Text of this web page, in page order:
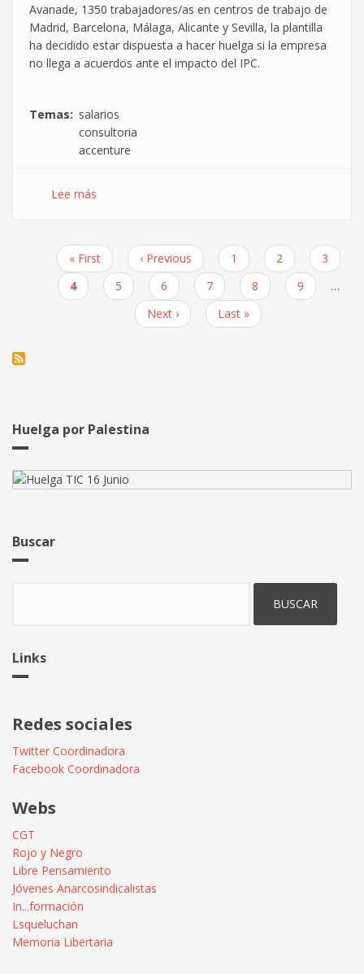
Avanade, 1350 trabajadores/as en centros de trabajo de
Madrid, Barcelona, Málaga, Alicante y Sevilla, la plantilla
ha decidido estar dispuesta a hacer huelga si la empresa
no llega a acuerdos ante el impacto del IPC.
Temas
salarios
consultoria
accenture
Lee más
las
reivindicaciones
por
Paginación
Primera
página
« First
Página
anterior
‹ Previous Page
1 Page
2 Page
3
Página
actual
4 Page
5 Page
6 Page
7 Page
8 Page
9
…
Siguiente
página
Next ›
Última
página
Last »
Huelga por Palestina
Buscar
Links
Redes sociales
Twitter Coordinadora
Facebook Coordinadora
Webs
CGT
Rojo y Negro
Libre Pensamiento
Jóvenes Anarcosindicalistas
In...formación
Lsqueluchan
Memoria Libertaria